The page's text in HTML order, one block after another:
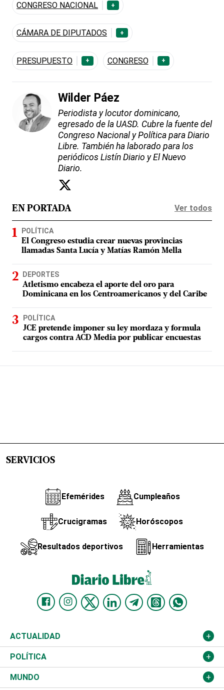
CONGRESO NACIONAL
+
CÁMARA DE DIPUTADOS +
PRESUPUESTO + CONGRESO +
Wilder Páez
Periodista y locutor dominicano,
egresado de la UASD. Cubre la fuente del
Congreso Nacional y Política para Diario
Libre. También ha laborado para los
periódicos Listín Diario y El Nuevo
Diario.
EN PORTADA Ver todos
POLÍTICA
El Congreso estudia crear nuevas provincias
llamadas Santa Lucía y Matías Ramón Mella
DEPORTES
Atletismo encabeza el aporte del oro para
Dominicana en los Centroamericanos y del Caribe
POLÍTICA
JCE pretende imponer su ley mordaza y formula
cargos contra ACD Media por publicar encuestas
SERVICIOS
Efemérides Cumpleaños
Crucigramas Horóscopos
Resultados deportivos Herramientas
ACTUALIDAD
Nacional
Ciudad
POLÍTICA
Partidos
MUNDO